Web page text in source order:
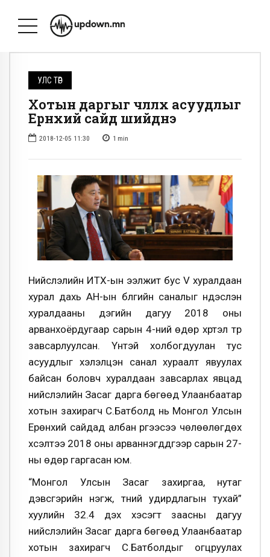
УЛС ТӨР
Хотын даргыг чөлөөлөх асуудлыг
Ерөнхий сайд шийднэ
2018-12-05 11:30 1 min
Нийслэлийн ИТХ-ын ээлжит бус V хуралдаан
хурал дахь АН-ын бүлгийн саналыг үндэслэн
хуралдааны дэгийн дагуу 2018 оны
арванхоёрдугаар сарын 4-ний өдөр хүртэл түр
завсарлуулсан. Үүнтэй холбогдуулан тус
асуудлыг хэлэлцэн санал хураалт явуулах
байсан боловч хуралдаан завсарлах явцад
нийслэлийн Засаг дарга бөгөөд Улаанбаатар
хотын захирагч С.Батболд нь Монгол Улсын
Ерөнхий сайдад албан үүргээсээ чөлөөлөгдөх
хүсэлтээ 2018 оны арваннэгддүгээр сарын 27-
ны өдөр гаргасан юм.
“Монгол Улсын Засаг захиргаа, нутаг
дэвсгэрийн нэгж, түүний удирдлагын тухай”
хуулийн 32.4 дэх хэсэгт заасны дагуу
нийслэлийн Засаг дарга бөгөөд Улаанбаатар
хотын захирагч С.Батболдыг огцруулах